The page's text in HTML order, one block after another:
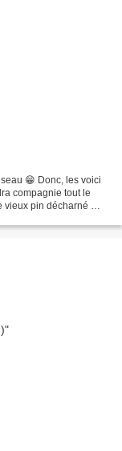
😁 Donc, les voici
compagnie tout le
vieux pin décharné 🤩